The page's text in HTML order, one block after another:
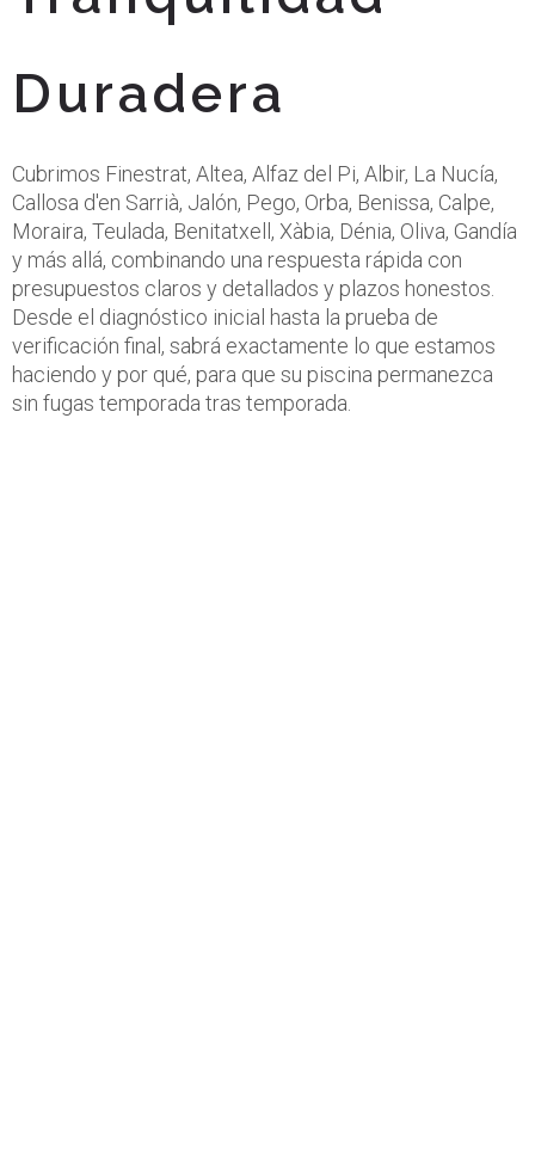
Duradera
Cubrimos Finestrat, Altea, Alfaz del Pi, Albir, La Nucía,
Callosa d'en Sarrià, Jalón, Pego, Orba, Benissa, Calpe,
Moraira, Teulada, Benitatxell, Xàbia, Dénia, Oliva, Gandía
y más allá, combinando una respuesta rápida con
presupuestos claros y detallados y plazos honestos.
Desde el diagnóstico inicial hasta la prueba de
verificación final, sabrá exactamente lo que estamos
haciendo y por qué, para que su piscina permanezca
sin fugas temporada tras temporada.